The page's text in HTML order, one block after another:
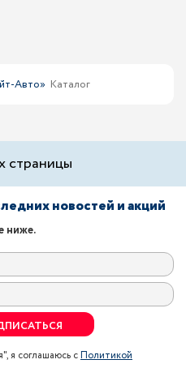
Авто» Каталог
страницы
новостей и акций
ниже.
я соглашаюсь сПолитикой